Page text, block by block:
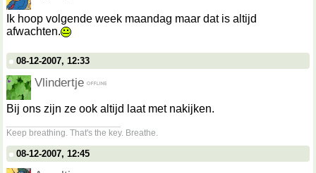
Ik hoop volgende week maandag maar dat is altijd
afwachten.
08-12-2007, 12:33
Vlindertje
Bij ons zijn ze ook altijd laat met nakijken.
Keep breathing. That's the key. Breathe.
08-12-2007, 12:45